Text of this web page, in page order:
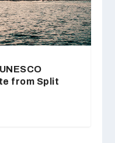
from Split